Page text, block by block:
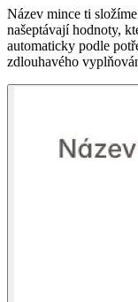
Název mince ti
našeptávají hodnoty,
automaticky podle
zdlouhavého